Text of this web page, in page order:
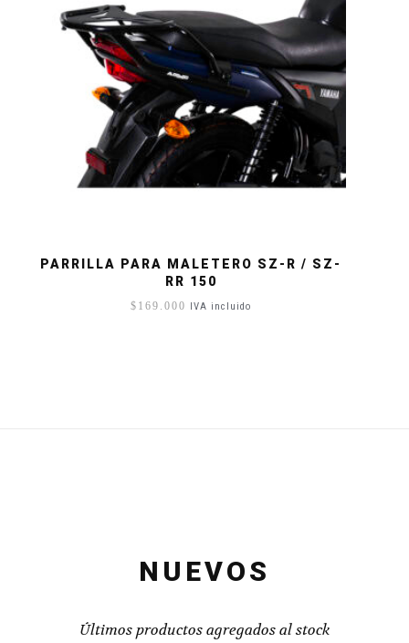
PARRILLA PARA MALETERO SZ-R / SZ-
RR 150
$ 169.000 IVA incluido
NUEVOS
Últimos productos agregados al stock